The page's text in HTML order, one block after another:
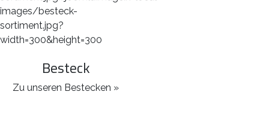
Besteck
Zu unseren Bestecken »